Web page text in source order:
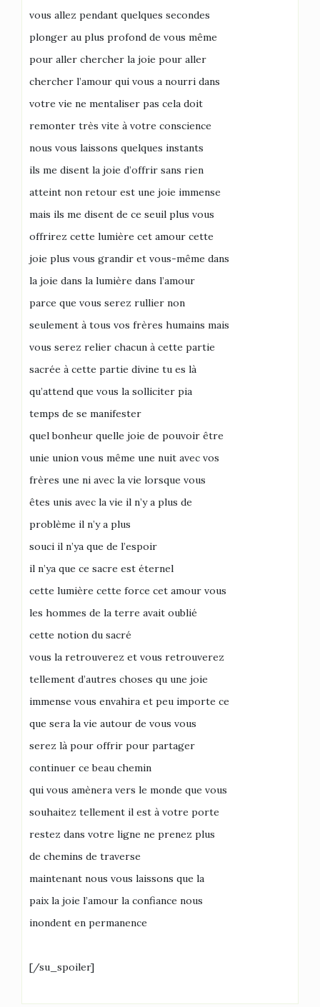
vous allez pendant quelques secondes
plonger au plus profond de vous même
pour aller chercher la joie pour aller
chercher l’amour qui vous a nourri dans
votre vie ne mentaliser pas cela doit
remonter très vite à votre conscience
nous vous laissons quelques instants
ils me disent la joie d’offrir sans rien
atteint non retour est une joie immense
mais ils me disent de ce seuil plus vous
offrirez cette lumière cet amour cette
joie plus vous grandir et vous-même dans
la joie dans la lumière dans l’amour
parce que vous serez rullier non
seulement à tous vos frères humains mais
vous serez relier chacun à cette partie
sacrée à cette partie divine tu es là
qu’attend que vous la solliciter pia
temps de se manifester
quel bonheur quelle joie de pouvoir être
unie union vous même une nuit avec vos
frères une ni avec la vie lorsque vous
êtes unis avec la vie il n’y a plus de
problème il n’y a plus
souci il n’ya que de l’espoir
il n’ya que ce sacre est éternel
cette lumière cette force cet amour vous
les hommes de la terre avait oublié
cette notion du sacré
vous la retrouverez et vous retrouverez
tellement d’autres choses qu une joie
immense vous envahira et peu importe ce
que sera la vie autour de vous vous
serez là pour offrir pour partager
continuer ce beau chemin
qui vous amènera vers le monde que vous
souhaitez tellement il est à votre porte
restez dans votre ligne ne prenez plus
de chemins de traverse
maintenant nous vous laissons que la
paix la joie l’amour la confiance nous
inondent en permanence
[/su_spoiler]